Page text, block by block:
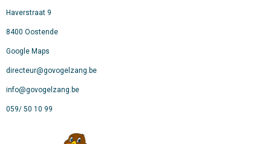
Haverstraat 9
8400 Oostende
Google Maps
directeur@govogelzang.be
info@govogelzang.be
059/ 50 10 99